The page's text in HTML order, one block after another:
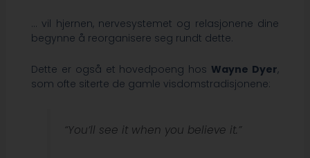
… vil hjernen, nervesystemet og relasjonene dine
begynne å reorganisere seg rundt dette.
Dette er også et hovedpoeng hos Wayne Dyer,
som ofte siterte de gamle visdomstradisjonene:
“You’ll see it when you believe it.”